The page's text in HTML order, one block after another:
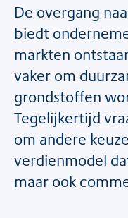
De overgang
biedt
markten
vaker om
grondstoffen
Tegelijkertijd
om andere
verdienmodel
maar ook